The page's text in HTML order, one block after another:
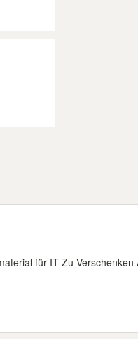
für IT Zu Verschenken